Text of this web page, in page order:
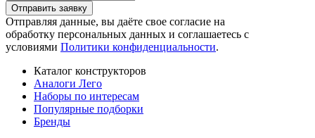
Отправить заявку
Отправляя данные, вы даёте свое согласие на
обработку персональных данных и соглашаетесь с
условиями Политики конфиденциальности.
Каталог конструкторов
Аналоги Лего
Наборы по интересам
Популярные подборки
Бренды